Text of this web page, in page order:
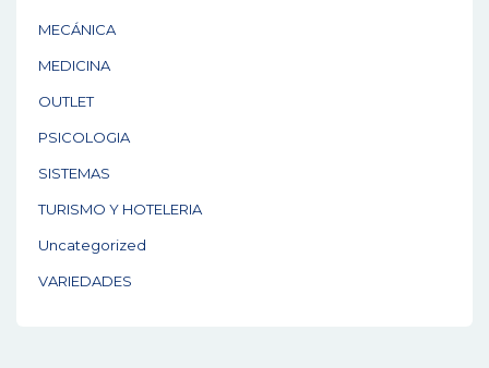
MECÁNICA
MEDICINA
OUTLET
PSICOLOGIA
SISTEMAS
TURISMO Y HOTELERIA
Uncategorized
VARIEDADES